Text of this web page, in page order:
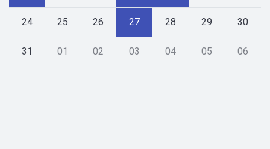
24 25 26 27 28 29 30
31 01 02 03 04 05 06